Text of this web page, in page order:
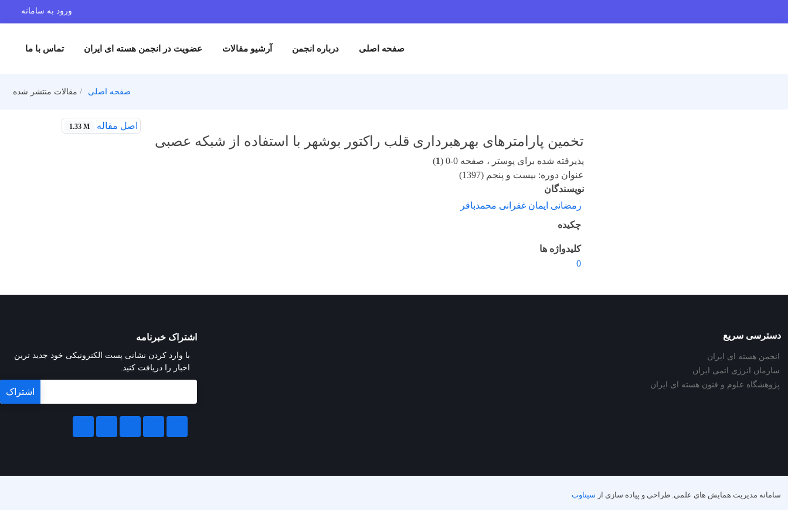
ورود به سامانه
صفحه اصلی درباره انجمن آرشیو مقالات عضویت در انجمن هسته ای ایران تماس با ما
صفحه اصلی مقالات منتشر شده
اصل مقاله 1.33 M
تخمین پارامترهای بهرهبرداری قلب راکتور بوشهر با استفاده از شبکه عصبی
پذیرفته شده برای پوستر ، صفحه 0-0 ( 1
)
عنوان دوره: بیست و پنجم (1397)
نویسندگان
رمضانی ایمان غفرانی محمدباقر
چکیده
کلیدواژه ها
0
دسترسی سریع
انجمن هسته ای ایران
سازمان انرژی اتمی ایران
پژوهشگاه علوم و فنون هسته ای ایران
اشتراک خبرنامه
با وارد کردن نشانی پست الکترونیکی خود جدید ترین
اخبار را دریافت کنید.
سامانه مدیریت همایش های علمی. طراحی و پیاده سازی از سیناوب